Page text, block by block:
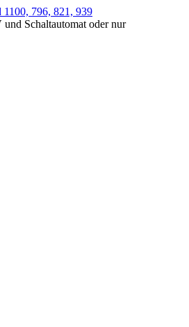
796, 821, 939
Schaltautomat oder nur